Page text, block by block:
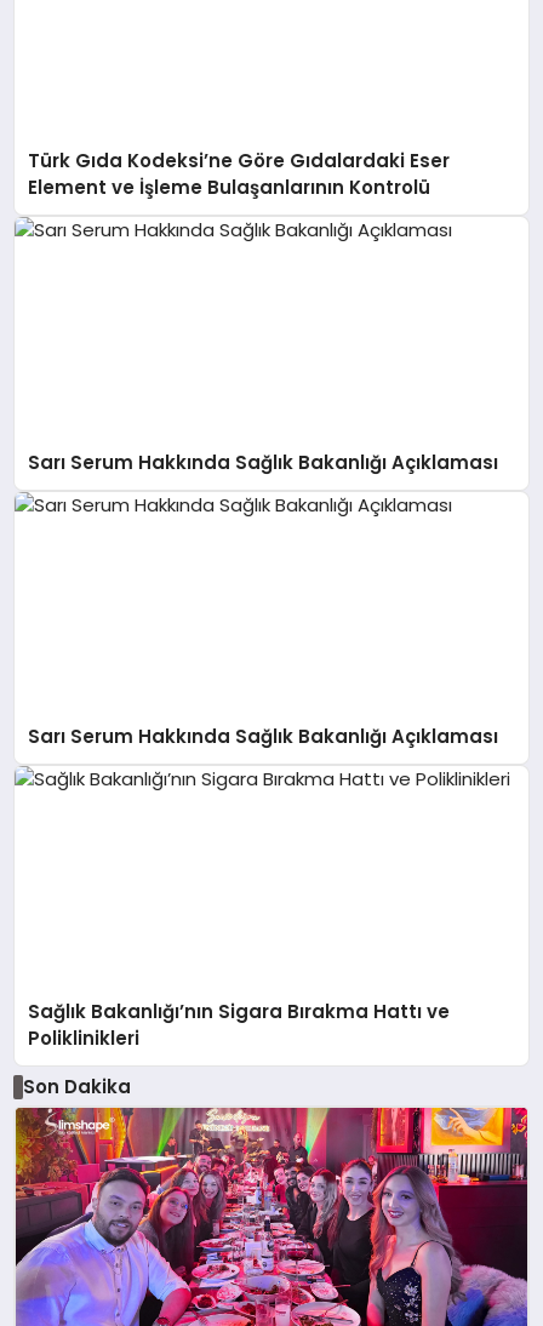
Türk Gıda Kodeksi’ne Göre Gıdalardaki Eser
Element ve İşleme Bulaşanlarının Kontrolü
Sarı Serum Hakkında Sağlık Bakanlığı Açıklaması
Sarı Serum Hakkında Sağlık Bakanlığı Açıklaması
Sağlık Bakanlığı’nın Sigara Bırakma Hattı ve
Poliklinikleri
Son Dakika